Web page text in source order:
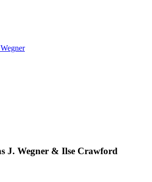
J. Wegner & Ilse Crawford